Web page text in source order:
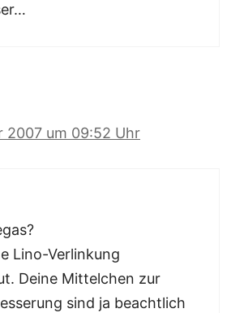
2007 um 09:52 Uhr
Lino-Verlinkung
Deine Mittelchen zur
sind ja beachtlich